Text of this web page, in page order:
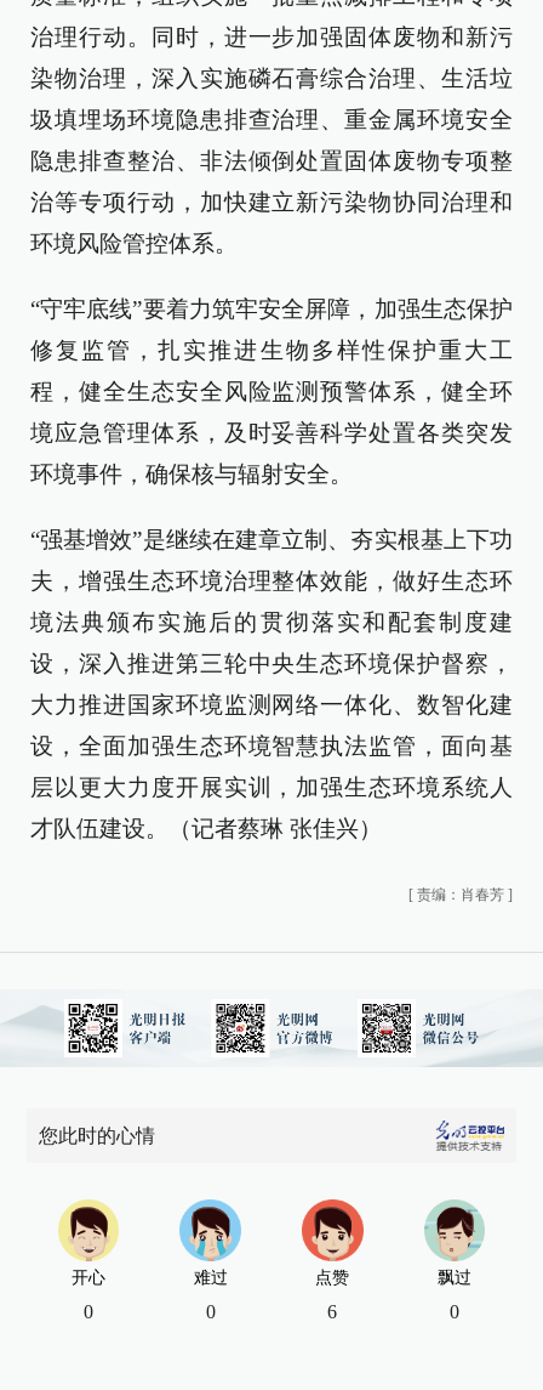
治理行动。同时，进一步加强固体废物和新污
染物治理，深入实施磷石膏综合治理、生活垃
圾填埋场环境隐患排查治理、重金属环境安全
隐患排查整治、非法倾倒处置固体废物专项整
治等专项行动，加快建立新污染物协同治理和
环境风险管控体系。
“守牢底线”要着力筑牢安全屏障，加强生态保护
修复监管，扎实推进生物多样性保护重大工
程，健全生态安全风险监测预警体系，健全环
境应急管理体系，及时妥善科学处置各类突发
环境事件，确保核与辐射安全。
“强基增效”是继续在建章立制、夯实根基上下功
夫，增强生态环境治理整体效能，做好生态环
境法典颁布实施后的贯彻落实和配套制度建
设，深入推进第三轮中央生态环境保护督察，
大力推进国家环境监测网络一体化、数智化建
设，全面加强生态环境智慧执法监管，面向基
层以更大力度开展实训，加强生态环境系统人
才队伍建设。（记者蔡琳 张佳兴）
[ 责编：肖春芳 ]
您此时的心情
开心
0
难过
0
点赞
6
飘过
0